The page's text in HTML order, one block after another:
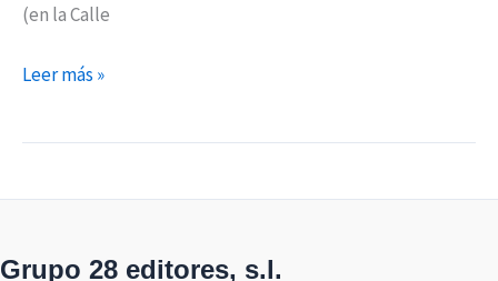
(en la Calle
Leer más »
Grupo 28 editores, s.l.